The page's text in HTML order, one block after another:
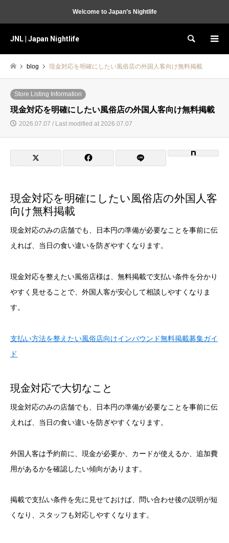
Welcome to Japan’s Nightlife
JNL | Japan Nightlife Search
blog 現金対応を明確にしたい風俗店の外国人客向け無料掲載
Store Listing Information
現金対応を明確にしたい風俗店の外国人客向け無料掲載
2026.07.07 / Last modified at 2026.07.07
現金対応を明確にしたい風俗店の外国人客
向け無料掲載
現金対応のみの店舗でも、日本円の準備が必要なことを事前に伝
えれば、当日の食い違いを防ぎやすくなります。
現金対応を整えたい風俗店様は、無料掲載で支払い条件を分かり
やすく見せることで、外国人客が安心して相談しやすくなりま
す。
支払い方法を整えたい風俗店向けインバウンド無料掲載募集ガイ
ド
現金対応で大切なこと
現金対応のみの店舗でも、日本円の準備が必要なことを事前に伝
えれば、当日の食い違いを防ぎやすくなります。
外国人客は予約前に、現金が必要か、カードが使えるか、追加費
用があるかを確認したい傾向があります。
掲載で支払い条件を先に見せておけば、問い合わせ後の説明が短
くなり、スタッフも対応しやすくなります。